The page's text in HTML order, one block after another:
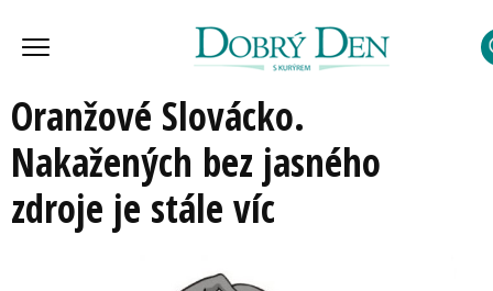
Oranžové Slovácko.
Nakažených bez jasného
zdroje je stále víc